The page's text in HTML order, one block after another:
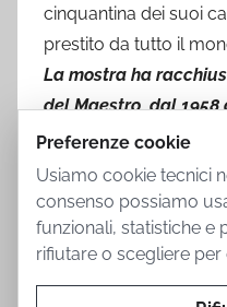
cinquantina dei suoi
prestito da tutto il
La mostra ha
del Maestro, dal 1958
Preferenze cookie
Usiamo cookie tecnici
consenso possiamo
funzionali, statistiche e
rifiutare o scegliere per